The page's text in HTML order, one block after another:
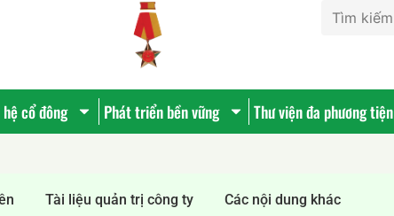
cổ đông Phát triển bền vững Thư viện đa phương tiện
Tài liệu quản trị công ty Các nội dung khác